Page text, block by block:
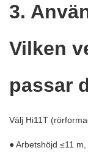
3.
Vilken
passar
Välj Hi11T
● Arbetshöjd ≤11